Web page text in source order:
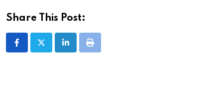
Share This Post:
LinkedInPrint